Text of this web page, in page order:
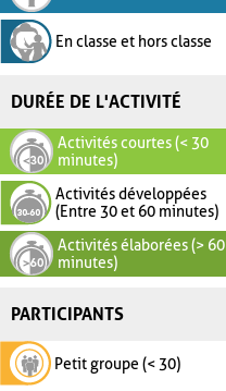
En classe et hors classe
DURÉE DE L'ACTIVITÉ
Activités courtes (< 30
minutes)
Activités développées
(Entre 30 et 60 minutes)
Activités élaborées (> 60
minutes)
PARTICIPANTS
Petit groupe (< 30)